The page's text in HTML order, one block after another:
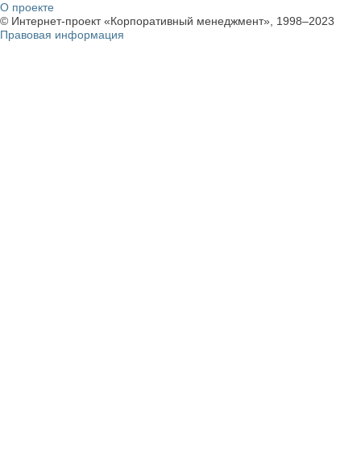
О проекте
© Интернет-проект «Корпоративный менеджмент», 1998–2023
Правовая информация